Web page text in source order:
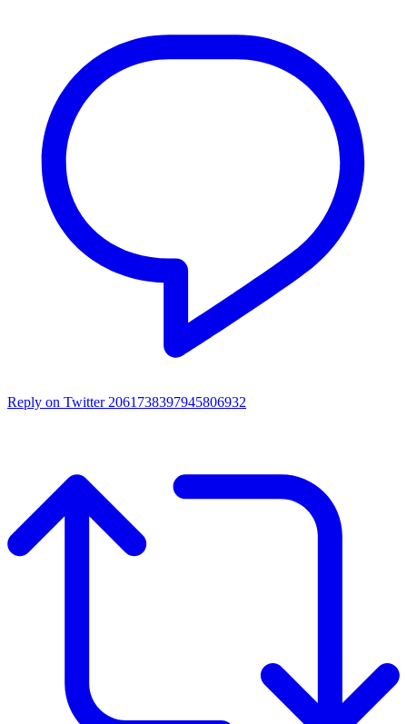
Reply on Twitter 2061738397945806932